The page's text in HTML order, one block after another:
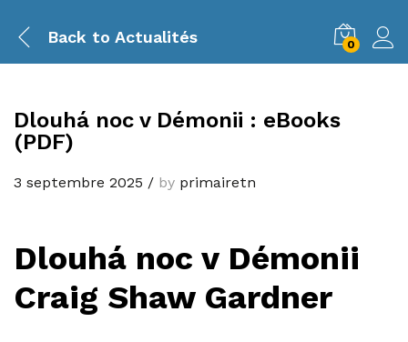
Back to Actualités 0
Dlouhá noc v Démonii : eBooks
(PDF)
3 septembre 2025 / by primairetn
Dlouhá noc v Démonii
Craig Shaw Gardner